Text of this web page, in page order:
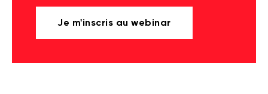
Je m'inscris au webinar